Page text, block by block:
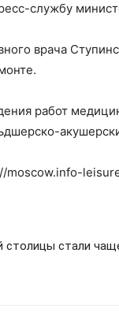
службу
врача
работ
moscow.info-
столицы стали